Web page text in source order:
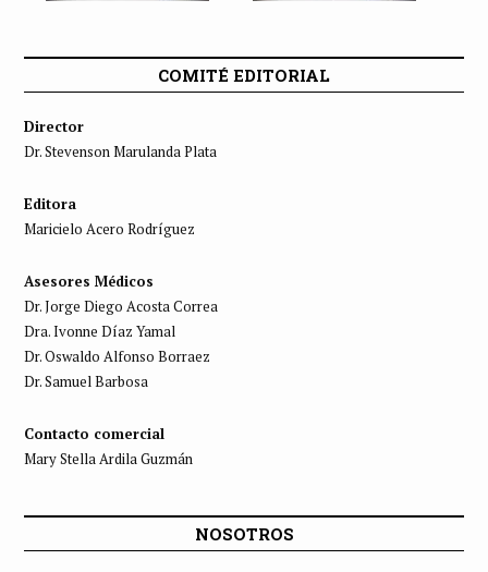
COMITÉ EDITORIAL
Director
Dr. Stevenson Marulanda Plata
Editora
Maricielo Acero Rodríguez
Asesores Médicos
Dr. Jorge Diego Acosta Correa
Dra. Ivonne Díaz Yamal
Dr. Oswaldo Alfonso Borraez
Dr. Samuel Barbosa
Contacto comercial
Mary Stella Ardila Guzmán
NOSOTROS